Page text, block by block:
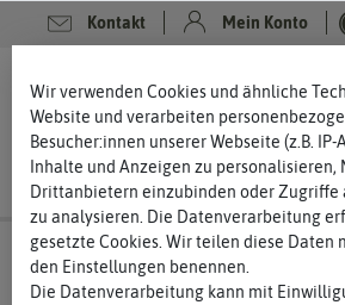
Kontakt Mein Konto
Wir verwenden Cookies und ähnliche
Website und verarbeiten
Besucher:innen unserer Webseite (z.B. IP-
Inhalte und Anzeigen zu personalisieren,
Drittanbietern einzubinden oder Zugriffe
zu analysieren. Die Datenverarbeitung
gesetzte Cookies. Wir teilen diese Daten
den Einstellungen benennen.
Die Datenverarbeitung kann mit